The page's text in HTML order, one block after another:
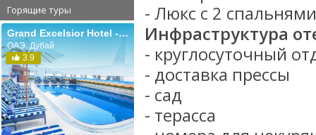
Горящие туры
Grand Excelsior Hotel - Bur Dubai (ex. Dhow Palace Hotel)
ОАЭ, Дубай
3.9
- Люкс с 2
Инфраструктура
- круглосуточный
- доставка прессы
- сад
- терасса